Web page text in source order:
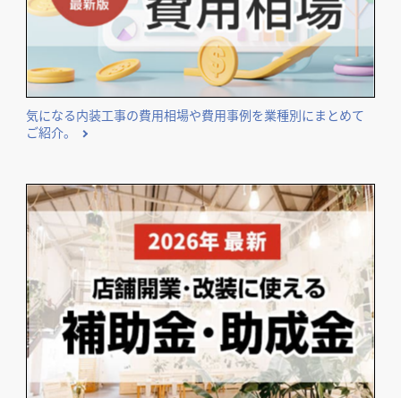
気になる内装工事の費用相場や費用事例を業種別にまとめて
ご紹介。